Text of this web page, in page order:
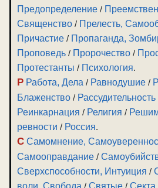
Предопределение /
Священство / Прелесть,
Причастие / Пропаганда,
Проповедь / Пророчество /
Протестанты / Психология.
Р Работа, Дела / Равнодушие /
Блаженство / Рассудительность
Реинкарнация / Религия /
ревности / Россия.
С Самомнение,
Самооправдание /
Сверхспособности, Интуиция /
воли, Свобода /Святые /Секта